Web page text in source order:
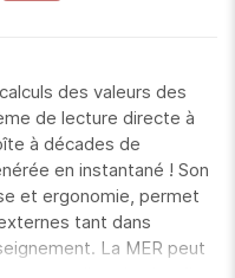
des valeurs des
de lecture directe à
à décades de
en instantané ! Son
et ergonomie, permet
tant dans
La MER peut